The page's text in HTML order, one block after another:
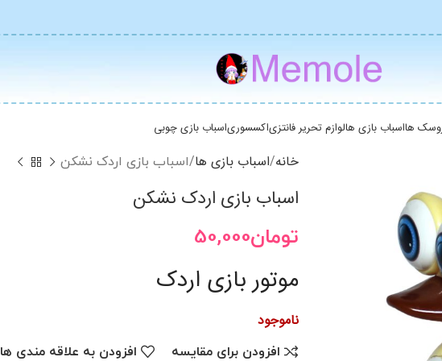
هااسباب بازی هالوازم تحریر فانتزیاکسسوریاسباب بازی چوبی
خانه اسباب بازی ها اسباب بازی اردک نشکن
اسباب بازی اردک نشکن
تومان50,000
موتور بازی اردک
ناموجود
افزودن برای مقایسه افزودن به علاقه مندی ها